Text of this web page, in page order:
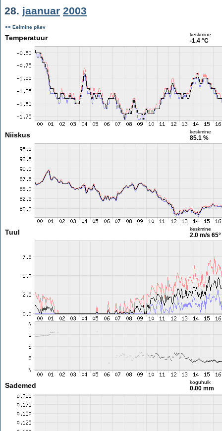
28. jaanuar 2003
<< Eelmine päev
Temperatuur keskmine
-1.4 °C
Niiskus keskmine
85.1 %
Tuul keskmine
2.0 m/s 65°
Sademed koguhulk
0.00 mm